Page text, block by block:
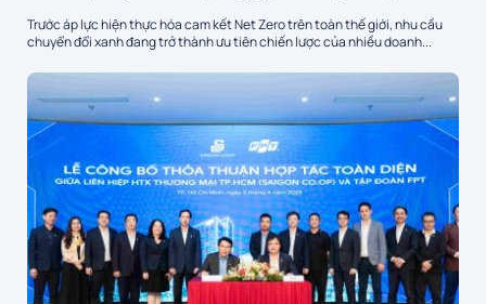
Trước áp lực hiện thực hóa cam kết Net Zero trên toàn thế giới, nhu cầu
chuyển đổi xanh đang trở thành ưu tiên chiến lược của nhiều doanh...